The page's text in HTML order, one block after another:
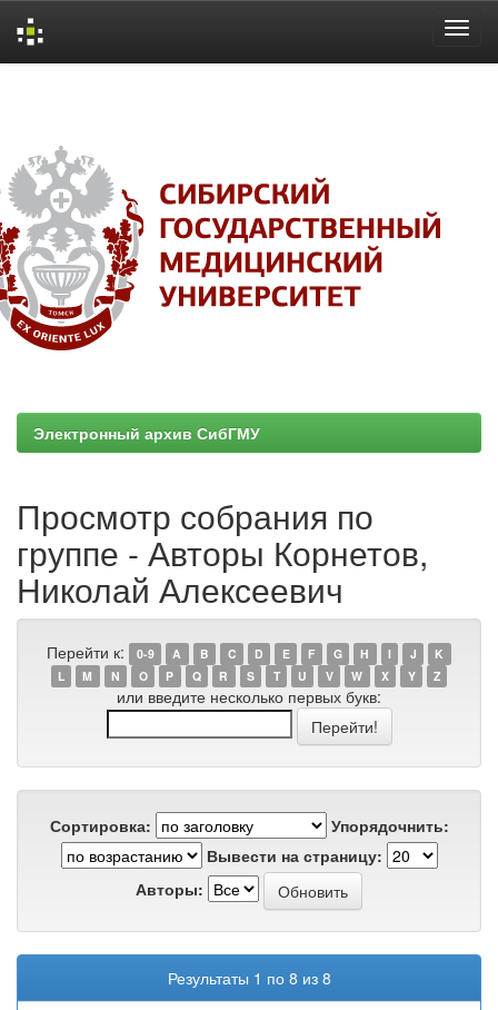
Электронный архив СибГМУ
Просмотр собрания по
группе - Авторы Корнетов,
Николай Алексеевич
Перейти к: 0-9 A B C D E F G H I J
K
L
M N O P Q R S T U V W X Y Z
или введите несколько первых букв:
Сортировка:
Упорядочнить:
Вывести на страницу:
Авторы:
Результаты 1 по 8 из 8